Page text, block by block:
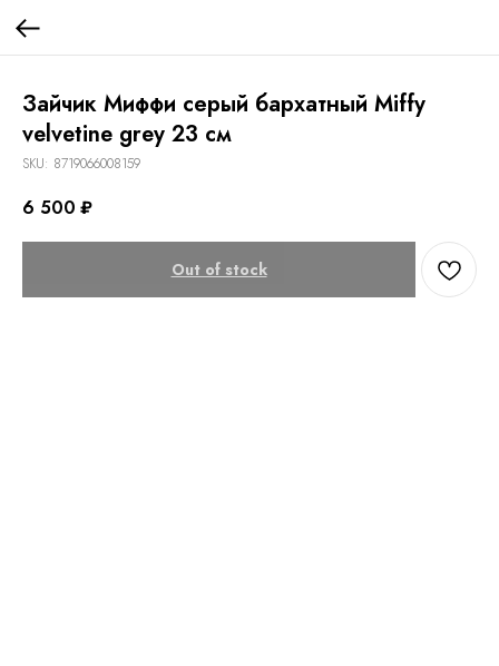
Зайчик Миффи серый бархатный Miffy
velvetine grey 23 см
SKU: 8719066008159
6 500 ₽
Out of stock